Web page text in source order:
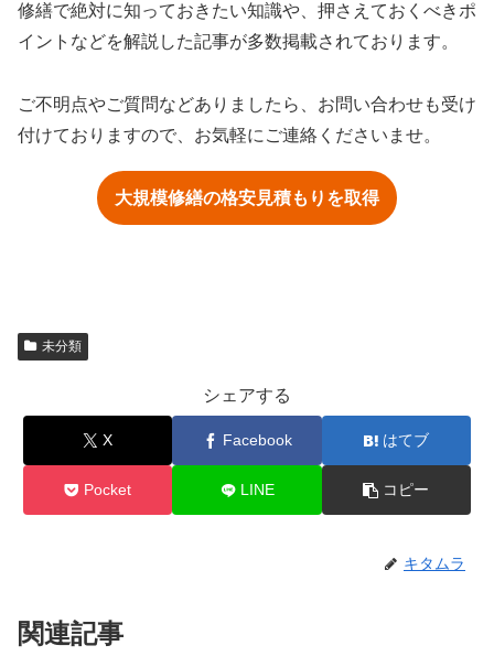
修繕で絶対に知っておきたい知識や、押さえておくべきポ
イントなどを解説した記事が多数掲載されております。
ご不明点やご質問などありましたら、お問い合わせも受け
付けておりますので、お気軽にご連絡くださいませ。
大規模修繕の格安見積もりを取得
未分類
シェアする
X Facebook はてブ
Pocket LINE コピー
キタムラ
関連記事